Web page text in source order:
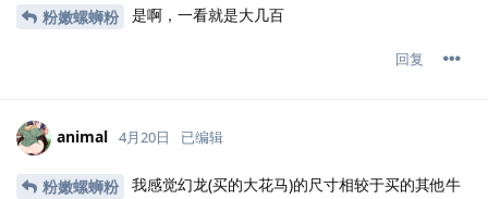
粉嫩螺蛳粉 是啊，一看就是大几百
回复
animal 4月20日 已编辑
粉嫩螺蛳粉
我感觉幻龙(买的大花马)的尺寸相较于买的其他牛